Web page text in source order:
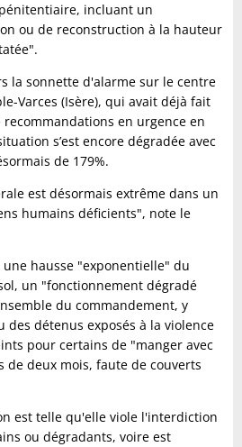
incluant un
ou de reconstruction à la hauteur
la sonnette d'alarme sur le centre
Varces (Isère), qui avait déjà fait
en urgence en
s’est encore dégradée avec
de 179%.
est désormais extrême dans un
humains déficients", note le
hausse "exponentielle" du
un "fonctionnement dégradé
du commandement, y
détenus exposés à la violence
pour certains de "manger avec
de deux mois, faute de couverts
est telle qu'elle viole l'interdiction
ou dégradants, voire est